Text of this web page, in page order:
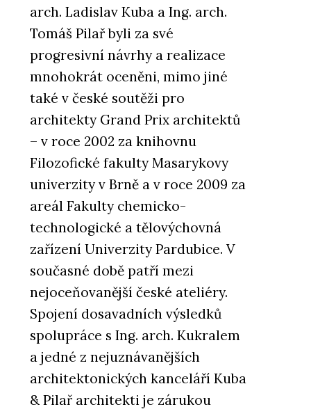
arch. Ladislav Kuba a Ing. arch.
Tomáš Pilař byli za své
progresivní návrhy a realizace
mnohokrát oceněni, mimo jiné
také v české soutěži pro
architekty Grand Prix architektů
– v roce 2002 za knihovnu
Filozofické fakulty Masarykovy
univerzity v Brně a v roce 2009 za
areál Fakulty chemicko-
technologické a tělovýchovná
zařízení Univerzity Pardubice. V
současné době patří mezi
nejoceňovanější české ateliéry.
Spojení dosavadních výsledků
spolupráce s Ing. arch. Kukralem
a jedné z nejuznávanějších
architektonických kanceláří Kuba
& Pilař architekti je zárukou